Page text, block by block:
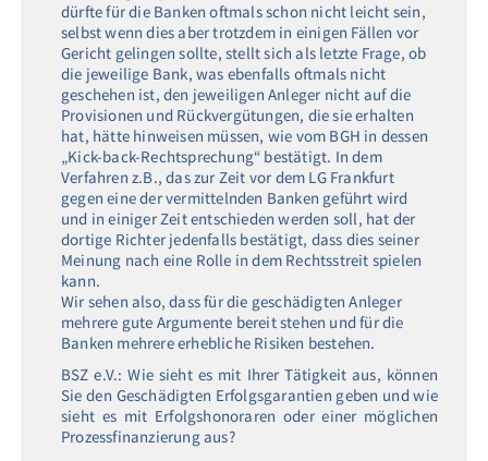
dürfte für die Banken oftmals schon nicht leicht sein,
selbst wenn dies aber trotzdem in einigen Fällen vor
Gericht gelingen sollte, stellt sich als letzte Frage, ob
die jeweilige Bank, was ebenfalls oftmals nicht
geschehen ist, den jeweiligen Anleger nicht auf die
Provisionen und Rückvergütungen, die sie erhalten
hat, hätte hinweisen müssen, wie vom BGH in dessen
„Kick-back-Rechtsprechung“ bestätigt. In dem
Verfahren z.B., das zur Zeit vor dem LG Frankfurt
gegen eine der vermittelnden Banken geführt wird
und in einiger Zeit entschieden werden soll, hat der
dortige Richter jedenfalls bestätigt, dass dies seiner
Meinung nach eine Rolle in dem Rechtsstreit spielen
kann.
Wir sehen also, dass für die geschädigten Anleger
mehrere gute Argumente bereit stehen und für die
Banken mehrere erhebliche Risiken bestehen.
BSZ e.V.: Wie sieht es mit Ihrer Tätigkeit aus, können
Sie den Geschädigten Erfolgsgarantien geben und wie
sieht es mit Erfolgshonoraren oder einer möglichen
Prozessfinanzierung aus?